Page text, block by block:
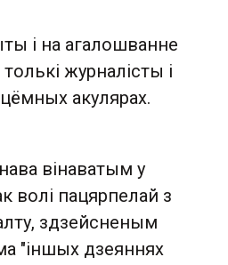
і на агалошванне
журналісты і
акулярах.
вінаватым у
волі пацярпелай з
здзейсненым
"іншых дзеяннях